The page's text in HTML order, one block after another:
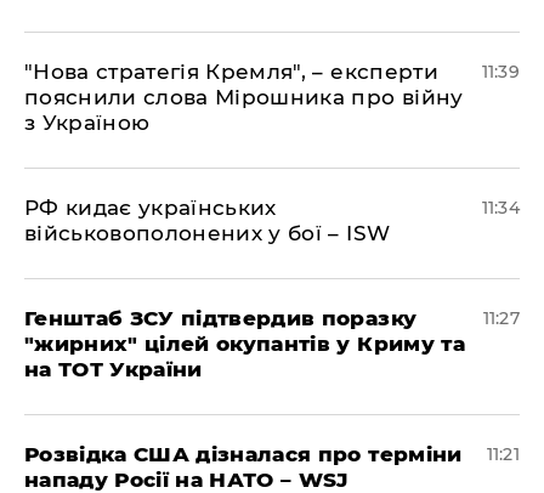
"Нова стратегія Кремля", – експерти
пояснили слова Мірошника про війну
з Україною
11:39
РФ кидає українських
військовополонених у бої – ISW
11:34
Генштаб ЗСУ підтвердив поразку
"жирних" цілей окупантів у Криму та
на ТОТ України
11:27
Розвідка США дізналася про терміни
нападу Росії на НАТО – WSJ
11:21